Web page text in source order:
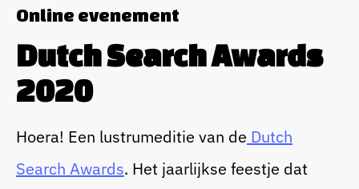
Copraloods Perserij
melkfabriek
Bekijk alle
Congres
Online evenement
Dutch Search Awards
2020
Hoera! Een lustrumeditie van de Dutch
Search Awards. Het jaarlijkse feestje dat